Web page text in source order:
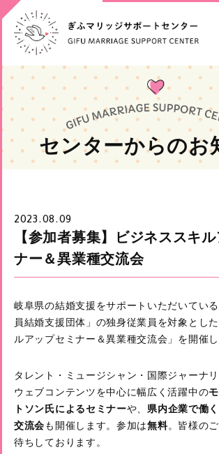
センターからのお
2023.08.09
【参加者募集】ビジネススキ
ナー＆異業種交流会
岐阜県の結婚支援をサポートいただいてい
員結婚支援団体」の独身従業員を対象とし
ルアップセミナー＆異業種交流会」を開催し
タレント・ミュージシャン・国際ジャーナ
ウェブコンテンツを中心に幅広く活躍中の
トソン氏によるセミナーや、 県内企業で働
交流会も開催します。参加は無料。皆様の
待ちしております。